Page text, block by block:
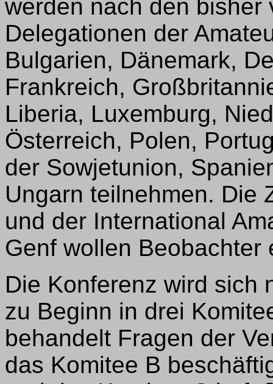
werden nach den bisher
Delegationen der
Bulgarien, Dänemark,
Frankreich,
Liberia, Luxemburg,
Österreich, Polen,
der Sowjetunion,
Ungarn teilnehmen. Die
und der International
Genf wollen Beobachter
Die Konferenz wird sich
zu Beginn in drei
behandelt Fragen der
das Komitee B